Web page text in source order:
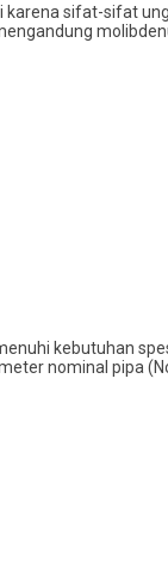
sifat-sifat
kebutuhan
nominal pipa